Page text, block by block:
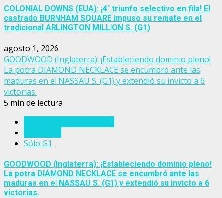
COLONIAL DOWNS (EUA): ¡4° triunfo selectivo en fila! El
castrado BURNHAM SQUARE impuso su remate en el
tradicional ARLINGTON MILLION S. (G1)
agosto 1, 2026
GOODWOOD (Inglaterra): ¡Estableciendo dominio pleno!
La potra DIAMOND NECKLACE se encumbró ante las
maduras en el NASSAU S. (G1) y extendió su invicto a 6
victorias.
5 min de lectura
Sólo G1
GOODWOOD (Inglaterra): ¡Estableciendo dominio pleno!
La potra DIAMOND NECKLACE se encumbró ante las
maduras en el NASSAU S. (G1) y extendió su invicto a 6
victorias.